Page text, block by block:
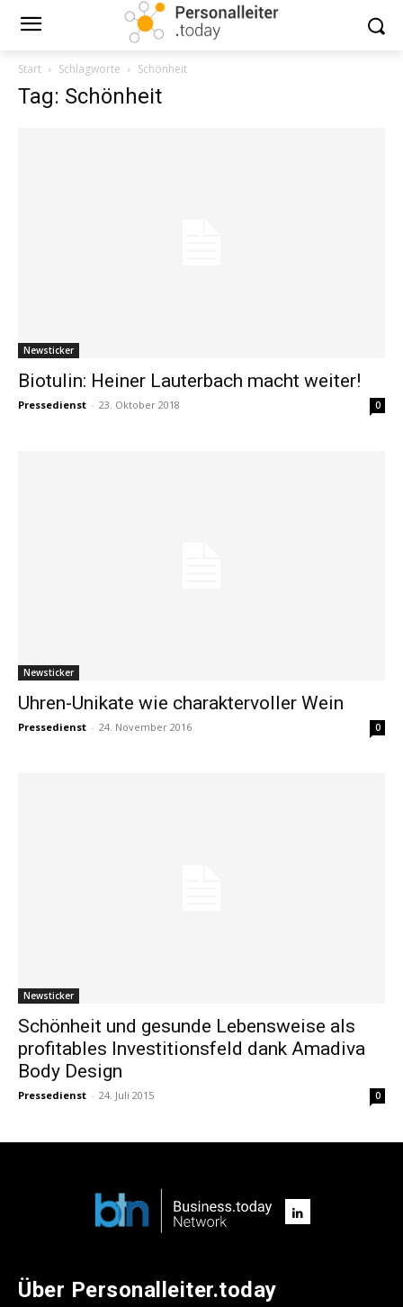
Start Schlagworte Schönheit
Tag: Schönheit
Newsticker
Biotulin: Heiner Lauterbach macht weiter!
Pressedienst - 23. Oktober 2018 0
Newsticker
Uhren-Unikate wie charaktervoller Wein
Pressedienst - 24. November 2016 0
Newsticker
Schönheit und gesunde Lebensweise als
profitables Investitionsfeld dank Amadiva
Body Design
Pressedienst - 24. Juli 2015 0
Über Personalleiter.today